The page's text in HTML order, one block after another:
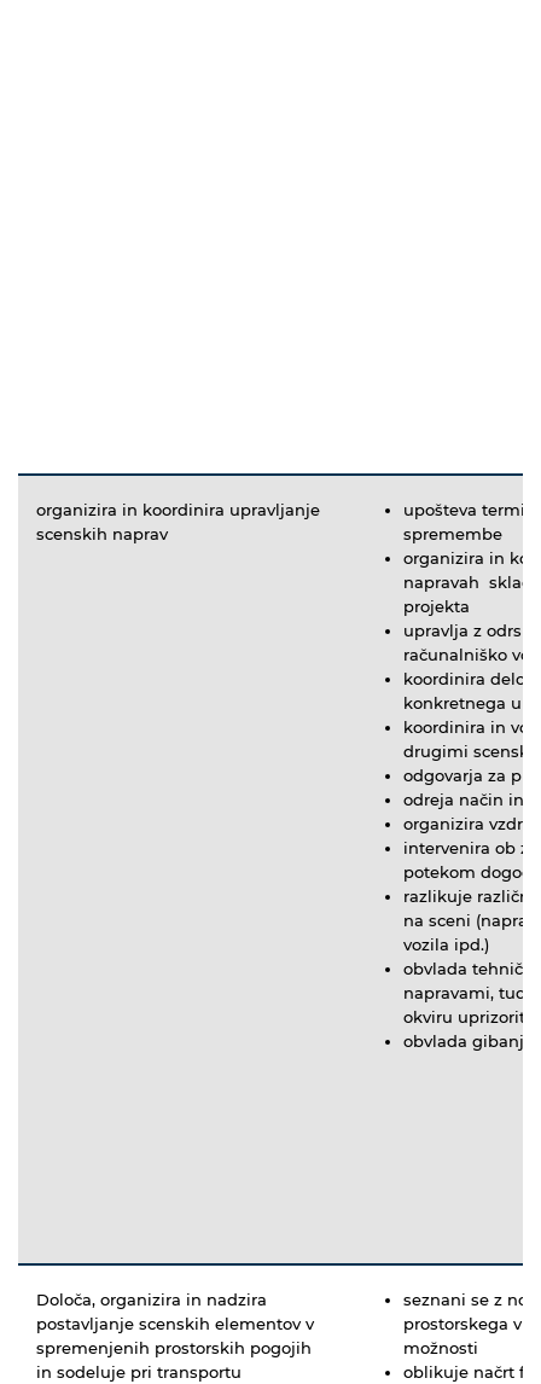
organizira in koordinira upravljanje
scenskih naprav
upošteva
spremembe
organizira in
napravah
projekta
upravlja z
računalniško
koordinira delo
konkretnega
koordinira in
drugimi
odgovarja za
odreja način in
organizira
intervenira ob
potekom
razlikuje
na sceni
vozila ipd.)
obvlada
napravami, tudi
okviru
obvlada gibanje
Določa, organizira in nadzira
postavljanje scenskih elementov v
spremenjenih prostorskih pogojih
in sodeluje pri transportu
seznani se z
prostorskega
možnosti
oblikuje načrt